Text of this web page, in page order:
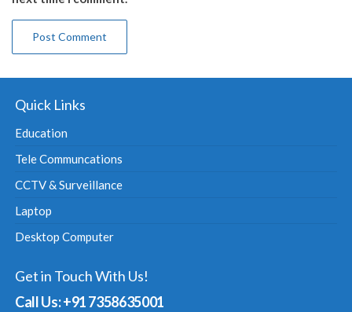
Quick Links
Education
Tele Communcations
CCTV & Surveillance
Laptop
Desktop Computer
Get in Touch With Us!
Call Us: +91 7358635001